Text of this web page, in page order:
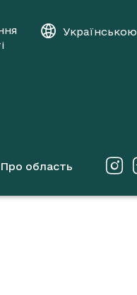
Українською
Про область